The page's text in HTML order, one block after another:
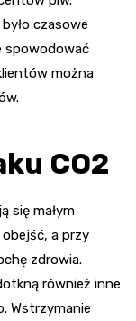
czasowe
spowodować
można
CO2
się małym
a przy
zdrowia.
również inne
Wstrzymanie